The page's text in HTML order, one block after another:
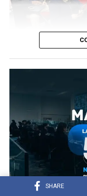
SHARE